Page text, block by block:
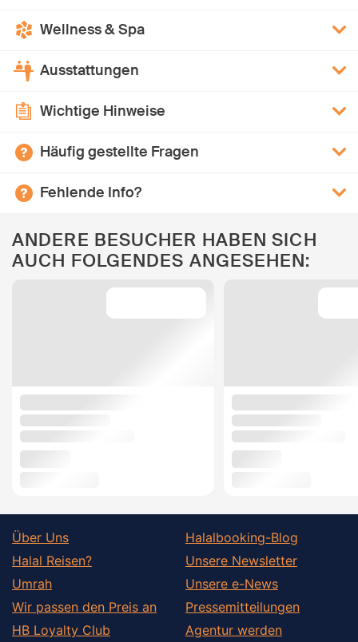
Wellness & Spa
Ausstattungen
Wichtige Hinweise
Häufig gestellte Fragen
Fehlende Info?
ANDERE BESUCHER HABEN SICH
AUCH FOLGENDES ANGESEHEN:
Über Uns
Halal Reisen?
Umrah
Wir passen den Preis an
HB Loyalty Club
Halalbooking-Blog
Unsere Newsletter
Unsere e-News
Pressemitteilungen
Agentur werden